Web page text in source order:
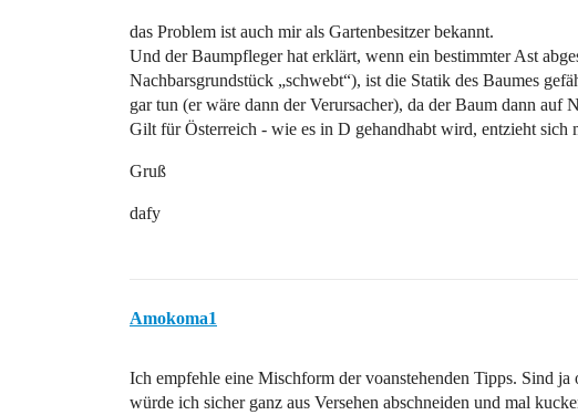
das Problem ist auch mir als Gartenbesitzer bekannt.
Und der Baumpfleger hat erklärt, wenn ein bestimmter Ast
Nachbarsgrundstück „schwebt“), ist die Statik des Baumes
gar tun (er wäre dann der Verursacher), da der Baum dann
Gilt für Österreich - wie es in D gehandhabt wird, entzieht sich
Gruß
dafy
Amokoma1
Ich empfehle eine Mischform der voanstehenden Tipps. Sind
würde ich sicher ganz aus Versehen abschneiden und mal